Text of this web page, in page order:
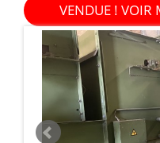
VENDUE ! VOIR